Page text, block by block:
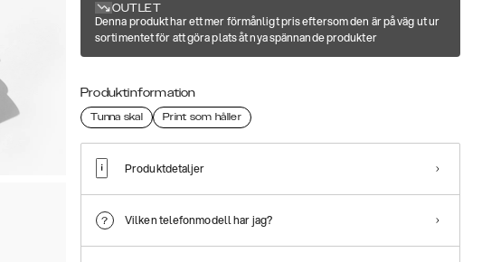
OUTLET
Denna produkt har ett mer förmånligt pris eftersom den är på väg ut ur
sortimentet för att göra plats åt nya spännande produkter
Produktinformation
Tunna skal Print som håller
Produktdetaljer
Vilken telefonmodell har jag?